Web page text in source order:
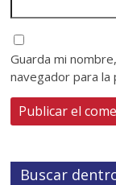
Guarda mi
navegador para la
Buscar